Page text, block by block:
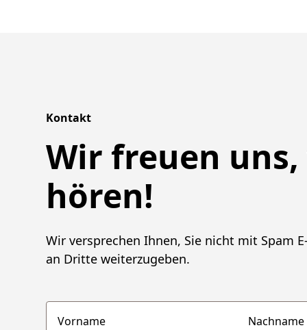
Kontakt
Wir freuen
hören!
Wir versprechen Ihnen, Sie nicht mit Spam
an Dritte weiterzugeben.
Vorname Nachname